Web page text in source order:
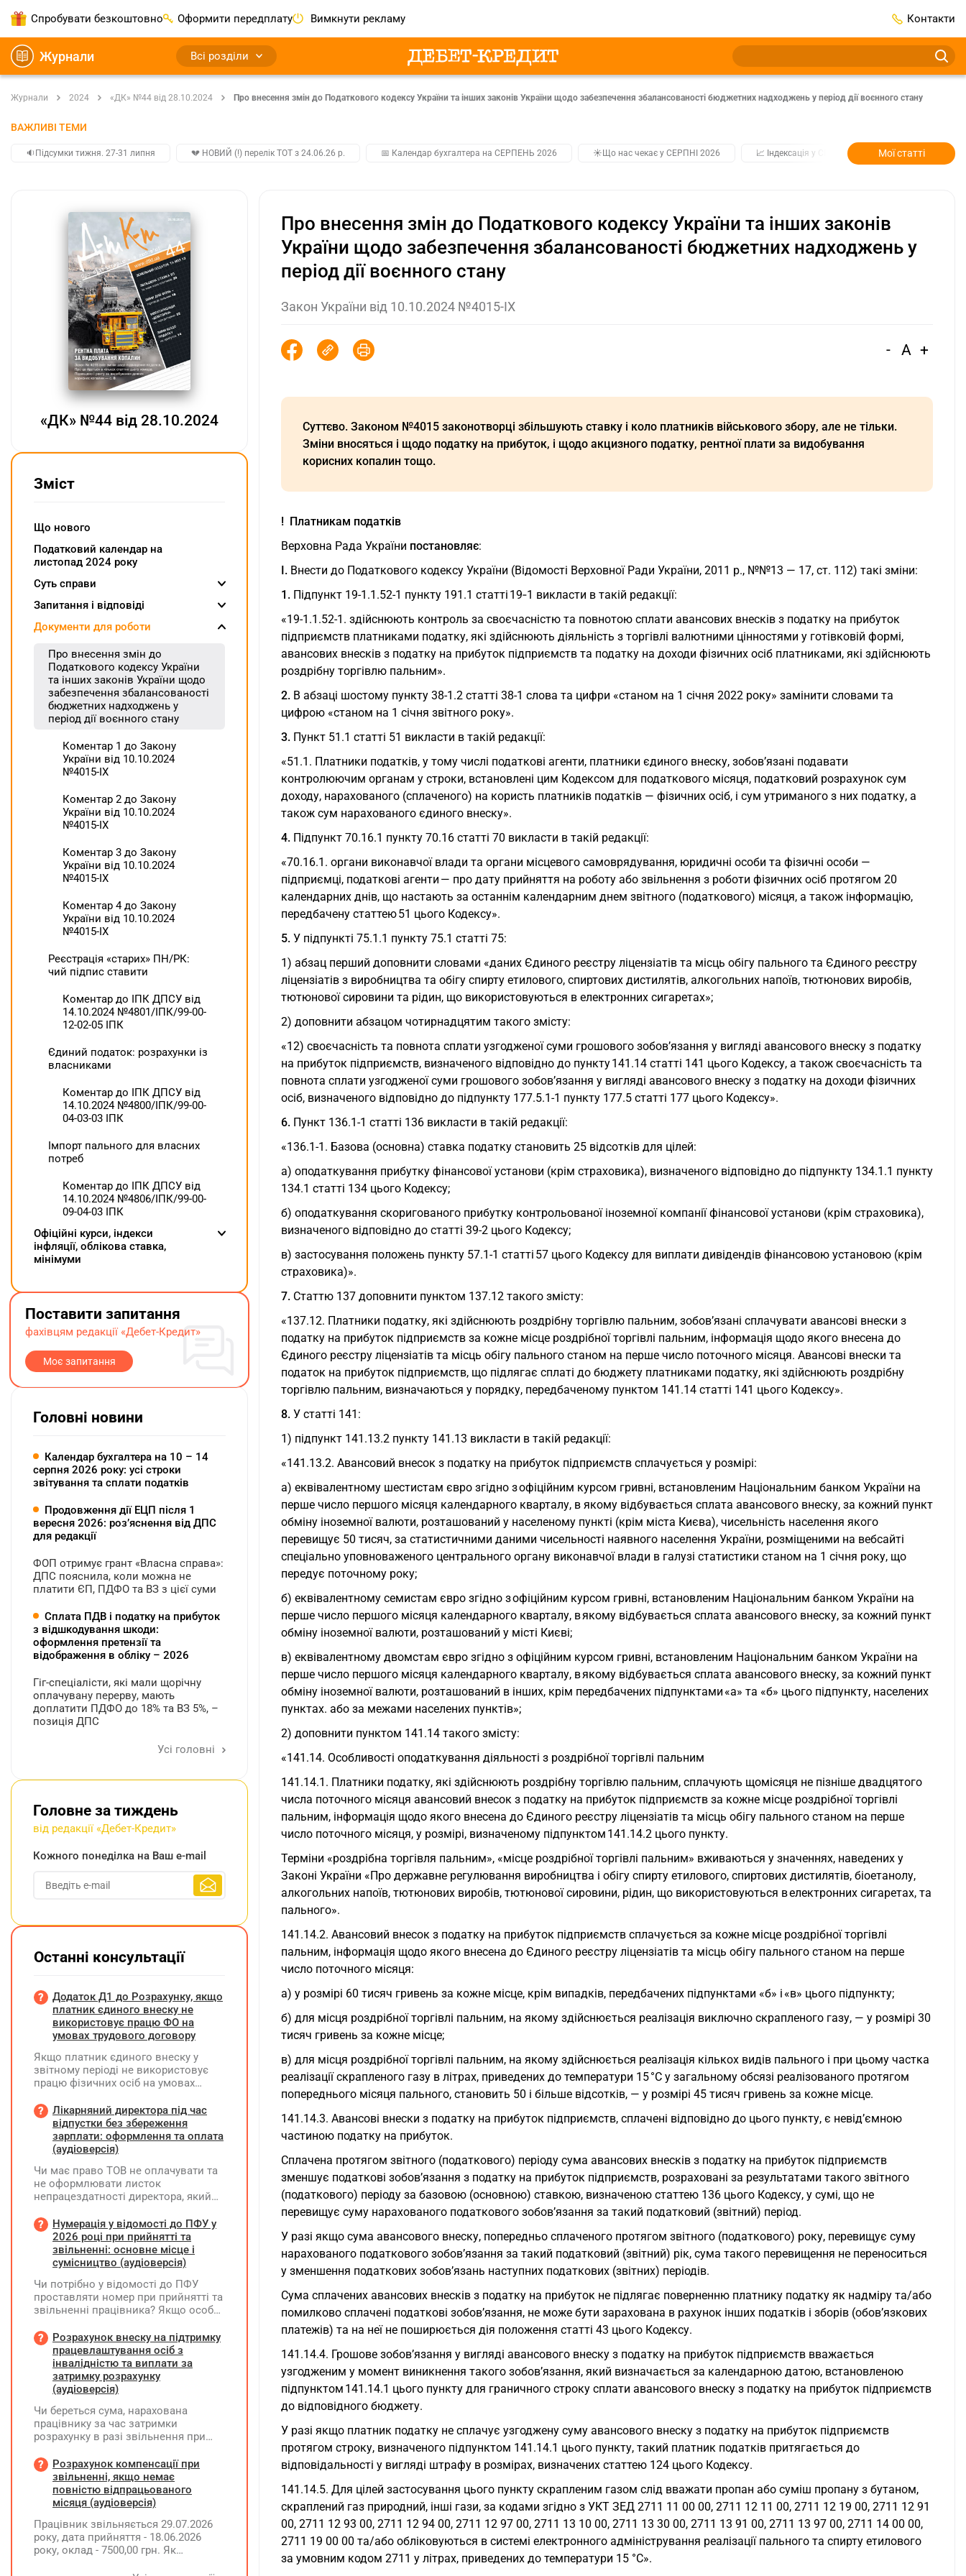
Спробувати безкоштовно Оформити передплату Вимкнути рекламу Контакти
Журнали Всі розділи
Журнали 2024 «ДК» №44 від 28.10.2024 Про внесення змін до Податкового кодексу України та інших законів України щодо забезпечення збалансованості бюджетних надходжень у період дії воєнного стану
ВАЖЛИВІ ТЕМИ
🔉Підсумки тижня. 27-31 липня 💔 НОВИЙ (!) перелік ТОТ з 24.06.26 р. 📅 Календар бухгалтера на СЕРПЕНЬ 2026 ☀️Що нас чекає у СЕРПНІ 2026 📈 Індексація у СЕРПНІ 2️⃣0️⃣2️⃣7️⃣ Усі
Мої статті
«ДК» №44 від 28.10.2024
Зміст
Що нового
Податковий календар на
листопад 2024 року
Суть справи
Запитання і відповіді
Документи для роботи
Про внесення змін до
Податкового кодексу України
та інших законів України щодо
забезпечення збалансованості
бюджетних надходжень у
період дії воєнного стану
Коментар 1 до Закону
України від 10.10.2024
№4015-ІХ
Коментар 2 до Закону
України від 10.10.2024
№4015-ІХ
Коментар 3 до Закону
України від 10.10.2024
№4015-ІХ
Коментар 4 до Закону
України від 10.10.2024
№4015-ІХ
Реєстрація «старих» ПН/РК:
чий підпис ставити
Коментар до ІПК ДПСУ від
14.10.2024 №4801/ІПК/99-00-
12-02-05 ІПК
Єдиний податок: розрахунки із
власниками
Коментар до ІПК ДПСУ від
14.10.2024 №4800/ІПК/99-00-
04-03-03 ІПК
Імпорт пального для власних
потреб
Коментар до ІПК ДПСУ від
14.10.2024 №4806/ІПК/99-00-
09-04-03 ІПК
Oфіційні курси, індекcи
інфляції, облікова ставка,
мінімуми
Поставити запитання
фахівцям редакції «Дебет-Кредит»
Моє запитання
Головні новини
Календар бухгалтера на 10 – 14
серпня 2026 року: усі строки
звітування та сплати податків
Продовження дії ЕЦП після 1
вересня 2026: розʼяснення від ДПС
для редакції
ФОП отримує грант «Власна справа»:
ДПС пояснила, коли можна не
платити ЄП, ПДФО та ВЗ з цієї суми
Сплата ПДВ і податку на прибуток
з відшкодування шкоди:
оформлення претензії та
відображення в обліку – 2026
Гіг-спеціалісти, які мали щорічну
оплачувану перерву, мають
доплатити ПДФО до 18% та ВЗ 5%, –
позиція ДПС
Усі головні
Головне за тиждень
від редакції «Дебет-Кредит»
Кожного понеділка на Ваш e-mail
Останні консультації
Додаток Д1 до Розрахунку, якщо
платник єдиного внеску не
використовує працю ФО на
умовах трудового договору
Якщо платник єдиного внеску у
звітному періоді не використовує
працю фізичних осіб на умовах
на інших умовах, передбачених
законодавством, Додаток Д1/
Додаток ФІЗ-Д1 за відповідний
період не подається
Лікарняний директора під час
відпустки без збереження
зарплати: оформлення та оплата
(аудіоверсія)
Чи має право ТОВ не оплачувати та
не оформлювати листок
непрацездатності директора, який
збереження заробітної плати під час
призупинення діяльності
підприємства?
Нумерація у відомості до ПФУ у
2026 році при прийнятті та
звільненні: основне місце і
сумісництво (аудіоверсія)
Чи потрібно у відомості до ПФУ
проставляти номер при прийнятті та
звільненні працівника? Якщо особа
місцем роботи та за сумісництвом,
чи рахується це як два роботодавці?
Розрахунок внеску на підтримку
працевлаштування осіб з
інвалідністю та виплати за
затримку розрахунку
(аудіоверсія)
Чи береться сума, нарахована
працівнику за час затримки
розрахунку в разі звільнення при
заробітної плати (винагороди), для
розрахунку внеску на підтримку
працевлаштування осіб з
інвалідністю?
Розрахунок компенсації при
звільненні, якщо немає
повністю відпрацьованого
місяця (аудіоверсія)
Працівник звільняється 29.07.2026
року, дата прийняття - 18.06.2026
року, оклад - 7500,00 грн. Як
Про внесення змін до Податкового кодексу України та інших законів
України щодо забезпечення збалансованості бюджетних надходжень у
період дії воєнного стану
Закон України від 10.10.2024 №4015-ІХ
- A +
Суттєво. Законом №4015 законотворці збільшують ставку і коло платників військового збору, але не тільки.
Зміни вносяться і щодо податку на прибуток, і щодо акцизного податку, рентної плати за видобування
корисних копалин тощо.
! Платникам податків
Верховна Рада України постановляє:
I. Внести до Податкового кодексу України (Відомості Верховної Ради України, 2011 р., №№13 — 17, ст. 112) такі зміни:
1. Підпункт 19-1.1.52-1 пункту 191.1 статті 19‑1 викласти в такій редакції:
«19-1.1.52-1. здійснюють контроль за своєчасністю та повнотою сплати авансових внесків з податку на прибуток
підприємств платниками податку, які здійснюють діяльність з торгівлі валютними цінностями у готівковій формі,
авансових внесків з податку на прибуток підприємств та податку на доходи фізичних осіб платниками, які здійснюють
роздрібну торгівлю пальним».
2. В абзаці шостому пункту 38-1.2 статті 38-1 слова та цифри «станом на 1 січня 2022 року» замінити словами та
цифрою «станом на 1 січня звітного року».
3. Пункт 51.1 статті 51 викласти в такій редакції:
«51.1. Платники податків, у тому числі податкові агенти, платники єдиного внеску, зобов’язані подавати
контролюючим органам у строки, встановлені цим Кодексом для податкового місяця, податковий розрахунок сум
доходу, нарахованого (сплаченого) на користь платників податків — фізичних осіб, і сум утриманого з них податку, а
також сум нарахованого єдиного внеску».
4. Підпункт 70.16.1 пункту 70.16 статті 70 викласти в такій редакції:
«70.16.1. органи виконавчої влади та органи місцевого самоврядування, юридичні особи та фізичні особи —
підприємці, податкові агенти — про дату прийняття на роботу або звільнення з роботи фізичних осіб протягом 20
календарних днів, що настають за останнім календарним днем звітного (податкового) місяця, а також інформацію,
передбачену статтею 51 цього Кодексу».
5. У підпункті 75.1.1 пункту 75.1 статті 75:
1) абзац перший доповнити словами «даних Єдиного реєстру ліцензіатів та місць обігу пального та Єдиного реєстру
ліцензіатів з виробництва та обігу спирту етилового, спиртових дистилятів, алкогольних напоїв, тютюнових виробів,
тютюнової сировини та рідин, що використовуються в електронних сигаретах»;
2) доповнити абзацом чотирнадцятим такого змісту:
«12) своєчасність та повнота сплати узгодженої суми грошового зобов’язання у вигляді авансового внеску з податку
на прибуток підприємств, визначеного відповідно до пункту 141.14 статті 141 цього Кодексу, а також своєчасність та
повнота сплати узгодженої суми грошового зобов’язання у вигляді авансового внеску з податку на доходи фізичних
осіб, визначеного відповідно до підпункту 177.5.1-1 пункту 177.5 статті 177 цього Кодексу».
6. Пункт 136.1-1 статті 136 викласти в такій редакції:
«136.1-1. Базова (основна) ставка податку становить 25 відсотків для цілей:
а) оподаткування прибутку фінансової установи (крім страховика), визначеного відповідно до підпункту 134.1.1 пункту
134.1 статті 134 цього Кодексу;
б) оподаткування скоригованого прибутку контрольованої іноземної компанії фінансової установи (крім страховика),
визначеного відповідно до статті 39-2 цього Кодексу;
в) застосування положень пункту 57.1-1 статті 57 цього Кодексу для виплати дивідендів фінансовою установою (крім
страховика)».
7. Статтю 137 доповнити пунктом 137.12 такого змісту:
«137.12. Платники податку, які здійснюють роздрібну торгівлю пальним, зобов’язані сплачувати авансові внески з
податку на прибуток підприємств за кожне місце роздрібної торгівлі пальним, інформація щодо якого внесена до
Єдиного реєстру ліцензіатів та місць обігу пального станом на перше число поточного місяця. Авансові внески та
податок на прибуток підприємств, що підлягає сплаті до бюджету платниками податку, які здійснюють роздрібну
торгівлю пальним, визначаються у порядку, передбаченому пунктом 141.14 статті 141 цього Кодексу».
8. У статті 141:
1) підпункт 141.13.2 пункту 141.13 викласти в такій редакції:
«141.13.2. Авансовий внесок з податку на прибуток підприємств сплачується у розмірі:
а) еквівалентному шестистам євро згідно з офіційним курсом гривні, встановленим Національним банком України на
перше число першого місяця календарного кварталу, в якому відбувається сплата авансового внеску, за кожний пункт
обміну іноземної валюти, розташований у населеному пункті (крім міста Києва), чисельність населення якого
перевищує 50 тисяч, за статистичними даними чисельності наявного населення України, розміщеними на вебсайті
спеціально уповноваженого центрального органу виконавчої влади в галузі статистики станом на 1 січня року, що
передує поточному року;
б) еквівалентному семистам євро згідно з офіційним курсом гривні, встановленим Національним банком України на
перше число першого місяця календарного кварталу, в якому відбувається сплата авансового внеску, за кожний пункт
обміну іноземної валюти, розташований у місті Києві;
в) еквівалентному двомстам євро згідно з офіційним курсом гривні, встановленим Національним банком України на
перше число першого місяця календарного кварталу, в якому відбувається сплата авансового внеску, за кожний пункт
обміну іноземної валюти, розташований в інших, крім передбачених підпунктами «а» та «б» цього підпункту, населених
пунктах. або за межами населених пунктів»;
2) доповнити пунктом 141.14 такого змісту:
«141.14. Особливості оподаткування діяльності з роздрібної торгівлі пальним
141.14.1. Платники податку, які здійснюють роздрібну торгівлю пальним, сплачують щомісяця не пізніше двадцятого
числа поточного місяця авансовий внесок з податку на прибуток підприємств за кожне місце роздрібної торгівлі
пальним, інформація щодо якого внесена до Єдиного реєстру ліцензіатів та місць обігу пального станом на перше
число поточного місяця, у розмірі, визначеному підпунктом 141.14.2 цього пункту.
Терміни «роздрібна торгівля пальним», «місце роздрібної торгівлі пальним» вживаються у значеннях, наведених у
Законі України «Про державне регулювання виробництва і обігу спирту етилового, спиртових дистилятів, біоетанолу,
алкогольних напоїв, тютюнових виробів, тютюнової сировини, рідин, що використовуються в електронних сигаретах, та
пального».
141.14.2. Авансовий внесок з податку на прибуток підприємств сплачується за кожне місце роздрібної торгівлі
пальним, інформація щодо якого внесена до Єдиного реєстру ліцензіатів та місць обігу пального станом на перше
число поточного місяця:
а) у розмірі 60 тисяч гривень за кожне місце, крім випадків, передбачених підпунктами «б» і «в» цього підпункту;
б) для місця роздрібної торгівлі пальним, на якому здійснюється реалізація виключно скрапленого газу, — у розмірі 30
тисяч гривень за кожне місце;
в) для місця роздрібної торгівлі пальним, на якому здійснюється реалізація кількох видів пального і при цьому частка
реалізації скрапленого газу в літрах, приведених до температури 15 °C у загальному обсязі реалізованого протягом
попереднього місяця пального, становить 50 і більше відсотків, — у розмірі 45 тисяч гривень за кожне місце.
141.14.3. Авансові внески з податку на прибуток підприємств, сплачені відповідно до цього пункту, є невід’ємною
частиною податку на прибуток.
Сплачена протягом звітного (податкового) періоду сума авансових внесків з податку на прибуток підприємств
зменшує податкові зобов’язання з податку на прибуток підприємств, розраховані за результатами такого звітного
(податкового) періоду за базовою (основною) ставкою, визначеною статтею 136 цього Кодексу, у сумі, що не
перевищує суму нарахованого податкового зобов’язання за такий податковий (звітний) період.
У разі якщо сума авансового внеску, попередньо сплаченого протягом звітного (податкового) року, перевищує суму
нарахованого податкового зобов’язання за такий податковий (звітний) рік, сума такого перевищення не переноситься
у зменшення податкових зобов’язань наступних податкових (звітних) періодів.
Сума сплачених авансових внесків з податку на прибуток не підлягає поверненню платнику податку як надміру та/або
помилково сплачені податкові зобов’язання, не може бути зарахована в рахунок інших податків і зборів (обов’язкових
платежів) та на неї не поширюється дія положення статті 43 цього Кодексу.
141.14.4. Грошове зобов’язання у вигляді авансового внеску з податку на прибуток підприємств вважається
узгодженим у момент виникнення такого зобов’язання, який визначається за календарною датою, встановленою
підпунктом 141.14.1 цього пункту для граничного строку сплати авансового внеску з податку на прибуток підприємств
до відповідного бюджету.
У разі якщо платник податку не сплачує узгоджену суму авансового внеску з податку на прибуток підприємств
протягом строку, визначеного підпунктом 141.14.1 цього пункту, такий платник податків притягається до
відповідальності у вигляді штрафу в розмірах, визначених статтею 124 цього Кодексу.
141.14.5. Для цілей застосування цього пункту скрапленим газом слід вважати пропан або суміш пропану з бутаном,
скраплений газ природний, інші гази, за кодами згідно з УКТ ЗЕД 2711 11 00 00, 2711 12 11 00, 2711 12 19 00, 2711 12 91
00, 2711 12 93 00, 2711 12 94 00, 2711 12 97 00, 2711 13 10 00, 2711 13 30 00, 2711 13 91 00, 2711 13 97 00, 2711 14 00 00,
2711 19 00 00 та/або обліковуються в системі електронного адміністрування реалізації пального та спирту етилового
за умовним кодом 2711 у літрах, приведених до температури 15 °С».